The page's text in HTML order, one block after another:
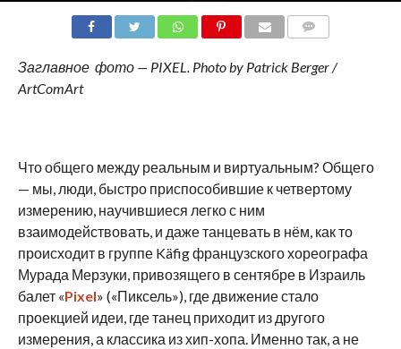
Заглавное фото — PIXEL. Photo by Patrick Berger /
ArtComArt
Что общего между реальным и виртуальным? Общего
— мы, люди, быстро приспособившие к четвертому
измерению, научившиеся легко с ним
взаимодействовать, и даже танцевать в нём, как то
происходит в группе Käfig французского хореографа
Мурада Мерзуки, привозящего в сентябре в Израиль
балет «Pixel» («Пиксель»), где движение стало
проекцией идеи, где танец приходит из другого
измерения, а классика из хип-хопа. Именно так, а не